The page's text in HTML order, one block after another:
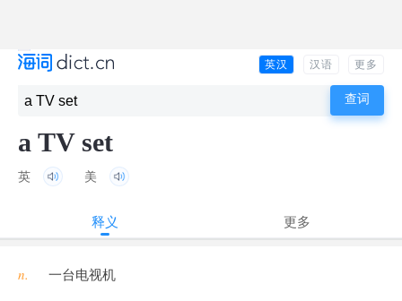
英汉 汉语 更多
a TV set
英 美
释义 更多
n. 一台电视机